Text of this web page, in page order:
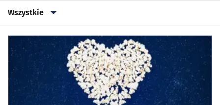
Wszystkie
Wszystkie
Klubowe, taneczne, granie do piwa(44)
Koncerty (87)